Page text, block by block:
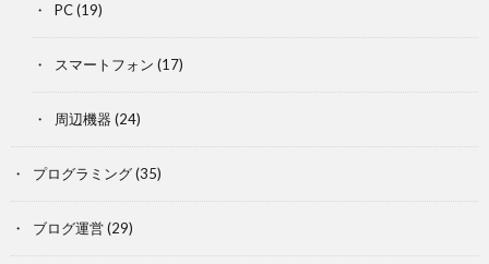
PC(19)
スマートフォン (17)
周辺機器 (24)
プログラミング(35)
ブログ運営(29)